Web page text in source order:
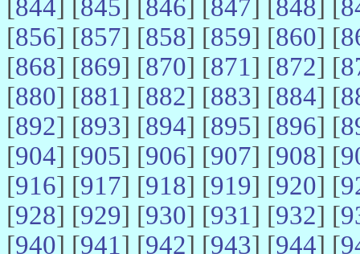
[844] [845] [846] [847] [848] [
[856] [857] [858] [859] [860] [
[868] [869] [870] [871] [872] [
[880] [881] [882] [883] [884] [
[892] [893] [894] [895] [896] [
[904] [905] [906] [907] [908] [
[916] [917] [918] [919] [920] [
[928] [929] [930] [931] [932] [
[940] [941] [942] [943] [944] [